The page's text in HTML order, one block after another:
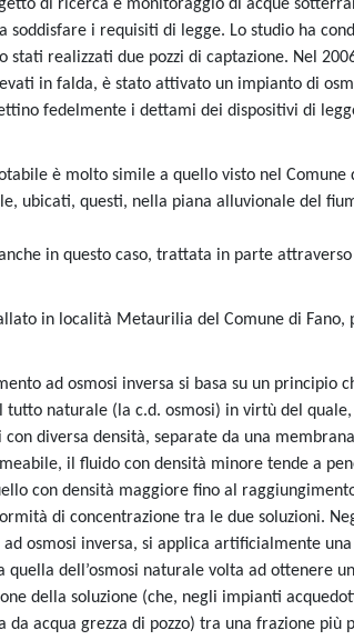
di ricerca e monitoraggio di acque
i requisiti di legge. Lo studio ha
stati realizzati due pozzi di captazione. Nel
in falda, è stato attivato un impianto di
fedelmente i dettami dei dispositivi di
è molto simile a quello visto nel Comune
ubicati, questi, nella piana alluvionale del
in questo caso, trattata in parte
in località Metaurilia del Comune di Fano,
ad osmosi inversa si basa su un principio
tutto naturale (la c.d. osmosi) in virtù del
con diversa densità, separate da una membrana
il fluido con densità minore tende a
con densità maggiore fino al
di concentrazione tra le due soluzioni.
osmosi inversa, si applica artificialmente una
quella dell’osmosi naturale volta ad ottenere
della soluzione (che, negli impianti
da acqua grezza di pozzo) tra una frazione più